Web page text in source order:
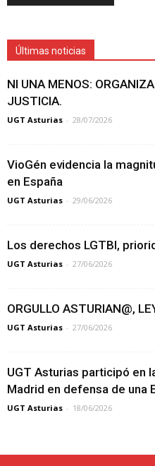
Últimas noticias
NI UNA MENOS:
JUSTICIA.
UGT Asturias - 28/07/2026
VioGén evidencia la
en España
UGT Asturias - 29/06/2026
Los derechos LGTBI,
UGT Asturias - 27/06/2026
ORGULLO ASTURIAN@,
UGT Asturias - 27/06/2026
UGT Asturias participó en
Madrid en defensa de una
UGT Asturias - 18/06/2026